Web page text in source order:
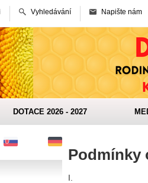
Vyhledávání Napište nám
DOTACE 2026 - 2027
Podmínky
I.